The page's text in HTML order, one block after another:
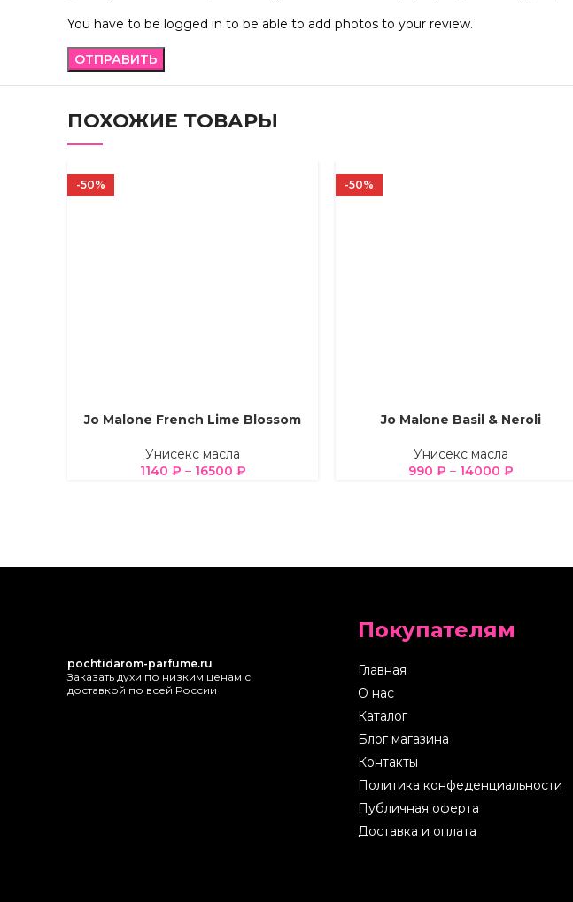
You have to be logged in to be able to add photos to your review.
ПОХОЖИЕ ТОВАРЫ
-50%
ВЫБЕРИТЕ ПАРАМЕТРЫ
Jo Malone French Lime Blossom
Унисекс масла
1140 ₽ – 16500 ₽
-50%
ВЫБЕРИТЕ ПАРАМЕТРЫ
Jo Malone Basil & Neroli
Унисекс масла
990 ₽ – 14000 ₽
pochtidarom-parfume.ru
Заказать духи по низким ценам с
доставкой по всей России
Покупателям
Главная
О нас
Каталог
Блог магазина
Контакты
Политика конфеденциальности
Публичная оферта
Доставка и оплата